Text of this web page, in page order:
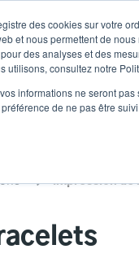
des cookies sur votre
et nous permettent de
des analyses et des
utilisons, consultez notre
informations ne seront
de ne pas être suivi.
Impression